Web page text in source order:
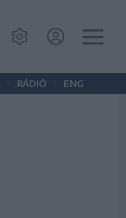
RÁDIÓ ENG